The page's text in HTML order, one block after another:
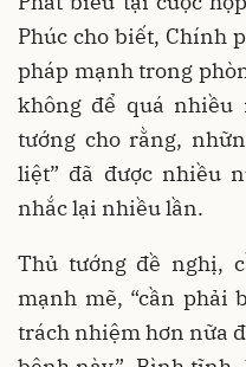
Phúc cho biết, Chính
pháp mạnh trong
không để quá nhiều
tướng cho rằng,
liệt” đã được nhiều
nhắc lại nhiều lần.
Thủ tướng đề nghị,
mạnh mẽ, “cần phải
trách nhiệm hơn nữa